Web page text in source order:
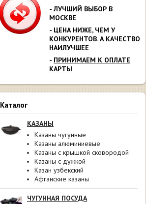
- ЛУЧШИЙ ВЫБОР В
МОСКВЕ
- ЦЕНА НИЖЕ, ЧЕМ У
КОНКУРЕНТОВ. А КАЧЕСТВО
НАИЛУЧШЕЕ
- ПРИНИМАЕМ К ОПЛАТЕ
КАРТЫ
Каталог
КАЗАНЫ
Казаны чугунные
Казаны алюминиевые
Казаны с крышкой сковородой
Казаны с дужкой
Казан узбекский
Афганские казаны
ЧУГУННАЯ ПОСУДА